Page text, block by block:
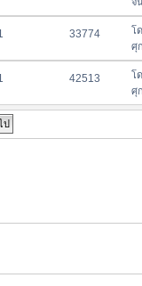
33774 โ
ศุ
42513 โ
ศุ